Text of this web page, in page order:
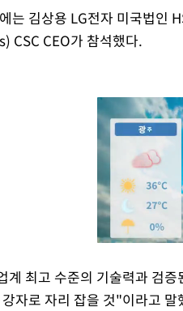
는 김상용 LG전자 미국법인
CSC CEO가 참석했다.
계 최고 수준의 기술력과 검
자로 자리 잡을 것"이라고 말